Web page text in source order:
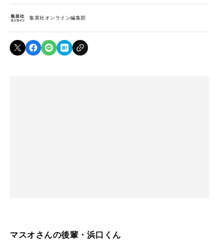
集英社オンライン編集部
マスオさんの後輩・浜口くん